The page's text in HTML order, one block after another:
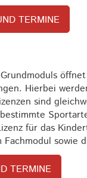
TERMINE
Hierbei
sind
für das
sowie
TERMINE